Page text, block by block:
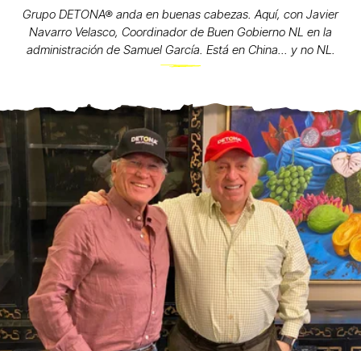
Grupo DETONA® anda en buenas cabezas. Aquí, con Javier
Navarro Velasco, Coordinador de Buen Gobierno NL en la
administración de Samuel García. Está en China... y no NL.